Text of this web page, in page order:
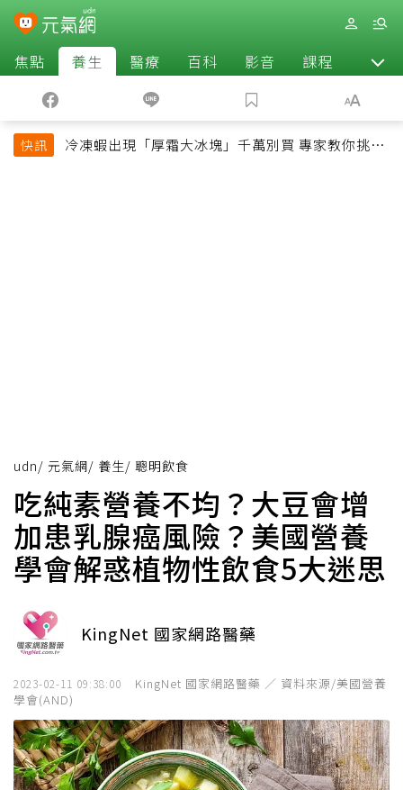
焦點 養生 醫療 百科 影音 課程 退休
快訊
冷凍蝦出現「厚霜大冰塊」千萬別買 專家教你挑出
udn/ 元氣網/ 養生/ 聰明飲食
吃純素營養不均？大豆會增
加患乳腺癌風險？美國營養
學會解惑植物性飲食5大迷思
KingNet 國家網路醫藥
2023-02-11 09:38:00
KingNet 國家網路醫藥 ／ 資料來源/美國營養
學會(AND)